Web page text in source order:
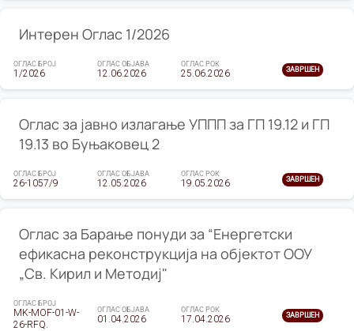
Интерен Оглас 1/2026
ОГЛАС БРОЈ
1/2026
ОГЛАС ОБЈАВА
12.06.2026
ОГЛАС РОК
25.06.2026 ЗАВРШЕН
Оглас за јавно излагање УППП за ГП 19.12 и ГП
19.13 во Буњаковец 2
ОГЛАС БРОЈ
26-1057/9
ОГЛАС ОБЈАВА
12.05.2026
ОГЛАС РОК
19.05.2026 ЗАВРШЕН
Оглас за Барање понуди за “Енергетски
ефикасна реконструкција на објектот ООУ
„Св. Кирил и Методиј"
ОГЛАС БРОЈ
MK-MOF-01-W-
26-RFQ.
ОГЛАС ОБЈАВА
01.04.2026
ОГЛАС РОК
17.04.2026 ЗАВРШЕН